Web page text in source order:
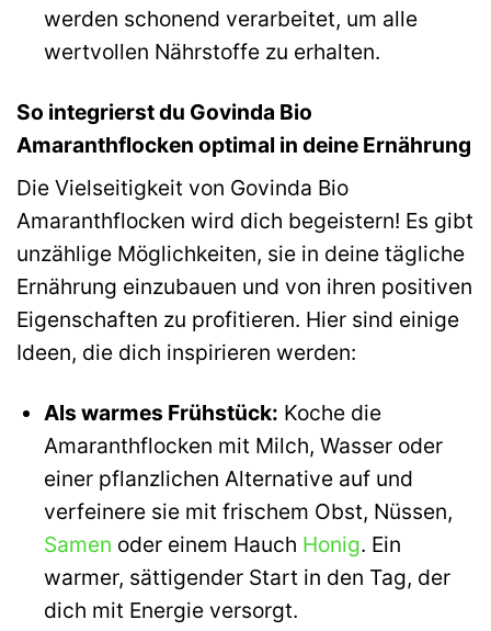
werden schonend verarbeitet, um alle
wertvollen Nährstoffe zu erhalten.
So integrierst du Govinda Bio
Amaranthflocken optimal in deine Ernährung
Die Vielseitigkeit von Govinda Bio
Amaranthflocken wird dich begeistern! Es gibt
unzählige Möglichkeiten, sie in deine tägliche
Ernährung einzubauen und von ihren positiven
Eigenschaften zu profitieren. Hier sind einige
Ideen, die dich inspirieren werden:
Als warmes Frühstück: Koche die
Amaranthflocken mit Milch, Wasser oder
einer pflanzlichen Alternative auf und
verfeinere sie mit frischem Obst, Nüssen,
Samen oder einem Hauch Honig. Ein
warmer, sättigender Start in den Tag, der
dich mit Energie versorgt.